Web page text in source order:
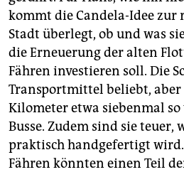
kommt die Candela-Idee zur
Stadt überlegt, ob und was
die Erneuerung der alten
Fähren investieren soll. Die
Transportmittel beliebt, aber
Kilometer etwa siebenmal
Busse. Zudem sind sie teuer,
praktisch handgefertigt wird.
Fähren könnten einen Teil